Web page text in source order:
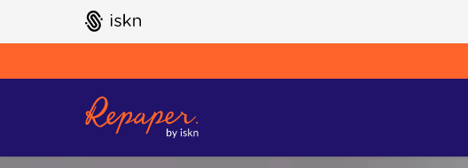
GO TO ISKN HOME